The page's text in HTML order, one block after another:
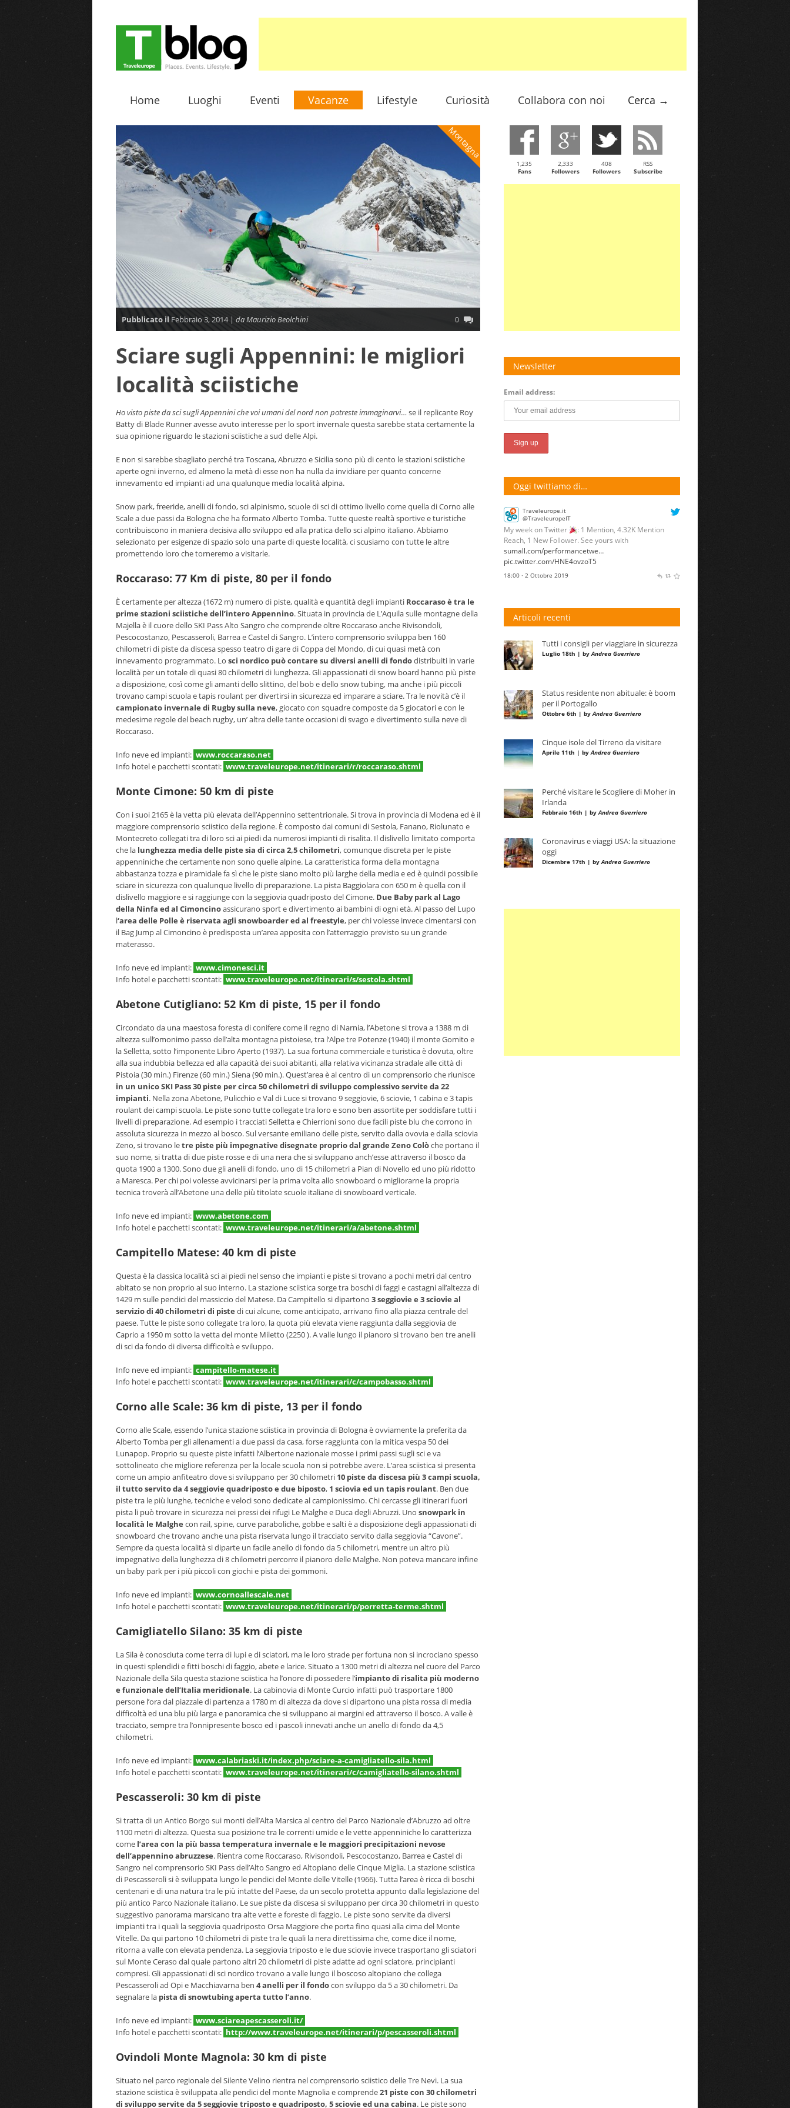
Home Luoghi Eventi Vacanze Lifestyle Curiosità Collabora con noi Cerca →
Montagna
Pubblicato il Febbraio 3, 2014 | da Maurizio Beolchini 0
Sciare sugli Appennini: le migliori
località sciistiche
Ho visto piste da sci sugli Appennini che voi umani del nord non potreste immaginarvi… se il replicante Roy
Batty di Blade Runner avesse avuto interesse per lo sport invernale questa sarebbe stata certamente la
sua opinione riguardo le stazioni sciistiche a sud delle Alpi.
E non si sarebbe sbagliato perché tra Toscana, Abruzzo e Sicilia sono più di cento le stazioni sciistiche
aperte ogni inverno, ed almeno la metà di esse non ha nulla da invidiare per quanto concerne
innevamento ed impianti ad una qualunque media località alpina.
Snow park, freeride, anelli di fondo, sci alpinismo, scuole di sci di ottimo livello come quella di Corno alle
Scale a due passi da Bologna che ha formato Alberto Tomba. Tutte queste realtà sportive e turistiche
contribuiscono in maniera decisiva allo sviluppo ed alla pratica dello sci alpino italiano. Abbiamo
selezionato per esigenze di spazio solo una parte di queste località, ci scusiamo con tutte le altre
promettendo loro che torneremo a visitarle.
Roccaraso: 77 Km di piste, 80 per il fondo
È certamente per altezza (1672 m) numero di piste, qualità e quantità degli impianti Roccaraso è tra le
prime stazioni sciistiche dell’intero Appennino. Situata in provincia de L’Aquila sulle montagne della
Majella è il cuore dello SKI Pass Alto Sangro che comprende oltre Roccaraso anche Rivisondoli,
Pescocostanzo, Pescasseroli, Barrea e Castel di Sangro. L’intero comprensorio sviluppa ben 160
chilometri di piste da discesa spesso teatro di gare di Coppa del Mondo, di cui quasi metà con
innevamento programmato. Lo sci nordico può contare su diversi anelli di fondodistribuiti in varie
località per un totale di quasi 80 chilometri di lunghezza. Gli appassionati di snow board hanno più piste
a disposizione, così come gli amanti dello slittino, del bob e dello snow tubing, ma anche i più piccoli
trovano campi scuola e tapis roulant per divertirsi in sicurezza ed imparare a sciare. Tra le novità c’è il
campionato invernale di Rugby sulla neve, giocato con squadre composte da 5 giocatori e con le
medesime regole del beach rugby, un’ altra delle tante occasioni di svago e divertimento sulla neve di
Roccaraso.
Info neve ed impianti: www.roccaraso.net
Info hotel e pacchetti scontati: www.traveleurope.net/itinerari/r/roccaraso.shtml
Monte Cimone: 50 km di piste
Con i suoi 2165 è la vetta più elevata dell’Appennino settentrionale. Si trova in provincia di Modena ed è il
maggiore comprensorio sciistico della regione. È composto dai comuni di Sestola, Fanano, Riolunato e
Montecreto collegati tra di loro sci ai piedi da numerosi impianti di risalita. Il dislivello limitato comporta
che la lunghezza media delle piste sia di circa 2,5 chilometri, comunque discreta per le piste
appenniniche che certamente non sono quelle alpine. La caratteristica forma della montagna
abbastanza tozza e piramidale fa sì che le piste siano molto più larghe della media e ed è quindi possibile
sciare in sicurezza con qualunque livello di preparazione. La pista Baggiolara con 650 m è quella con il
dislivello maggiore e si raggiunge con la seggiovia quadriposto del Cimone. Due Baby park al Lago
della Ninfa ed al Cimoncinoassicurano sport e divertimento ai bambini di ogni età. Al passo del Lupo
l‘area delle Polle è riservata agli snowboarder ed al freestyle, per chi volesse invece cimentarsi con
il Bag Jump al Cimoncino è predisposta un’area apposita con l’atterraggio previsto su un grande
materasso.
Info neve ed impianti: www.cimonesci.it
Info hotel e pacchetti scontati: www.traveleurope.net/itinerari/s/sestola.shtml
Abetone Cutigliano: 52 Km di piste, 15 per il fondo
Circondato da una maestosa foresta di conifere come il regno di Narnia, l’Abetone si trova a 1388 m di
altezza sull’omonimo passo dell’alta montagna pistoiese, tra l’Alpe tre Potenze (1940) il monte Gomito e
la Selletta, sotto l’imponente Libro Aperto (1937). La sua fortuna commerciale e turistica è dovuta, oltre
alla sua indubbia bellezza ed alla capacità dei suoi abitanti, alla relativa vicinanza stradale alle città di
Pistoia (30 min.) Firenze (60 min.) Siena (90 min.). Quest’area è al centro di un comprensorio che riunisce
in un unico SKI Pass 30 piste per circa 50 chilometri di sviluppo complessivo servite da 22
impianti. Nella zona Abetone, Pulicchio e Val di Luce si trovano 9 seggiovie, 6 sciovie, 1 cabina e 3 tapis
roulant dei campi scuola. Le piste sono tutte collegate tra loro e sono ben assortite per soddisfare tutti i
livelli di preparazione. Ad esempio i tracciati Selletta e Chierrioni sono due facili piste blu che corrono in
assoluta sicurezza in mezzo al bosco. Sul versante emiliano delle piste, servito dalla ovovia e dalla sciovia
Zeno, si trovano letre piste più impegnative disegnate proprio dal grande Zeno Colòche portano il
suo nome, si tratta di due piste rosse e di una nera che si sviluppano anch’esse attraverso il bosco da
quota 1900 a 1300. Sono due gli anelli di fondo, uno di 15 chilometri a Pian di Novello ed uno più ridotto
a Maresca. Per chi poi volesse avvicinarsi per la prima volta allo snowboard o migliorarne la propria
tecnica troverà all’Abetone una delle più titolate scuole italiane di snowboard verticale.
Info neve ed impianti: www.abetone.com
Info hotel e pacchetti scontati: www.traveleurope.net/itinerari/a/abetone.shtml
Campitello Matese: 40 km di piste
Questa è la classica località sci ai piedi nel senso che impianti e piste si trovano a pochi metri dal centro
abitato se non proprio al suo interno. La stazione sciistica sorge tra boschi di faggi e castagni all’altezza di
1429 m sulle pendici del massiccio del Matese. Da Campitello si dipartono 3 seggiovie e 3 sciovie al
servizio di 40 chilometri di piste di cui alcune, come anticipato, arrivano fino alla piazza centrale del
paese. Tutte le piste sono collegate tra loro, la quota più elevata viene raggiunta dalla seggiovia de
Caprio a 1950 m sotto la vetta del monte Miletto (2250 ). A valle lungo il pianoro si trovano ben tre anelli
di sci da fondo di diversa difficoltà e sviluppo.
Info neve ed impianti: campitello-matese.it
Info hotel e pacchetti scontati: www.traveleurope.net/itinerari/c/campobasso.shtml
Corno alle Scale: 36 km di piste, 13 per il fondo
Corno alle Scale, essendo l’unica stazione sciistica in provincia di Bologna è ovviamente la preferita da
Alberto Tomba per gli allenamenti a due passi da casa, forse raggiunta con la mitica vespa 50 dei
Lunapop. Proprio su queste piste infatti l’Albertone nazionale mosse i primi passi sugli sci e va
sottolineato che migliore referenza per la locale scuola non si potrebbe avere. L’area sciistica si presenta
come un ampio anfiteatro dove si sviluppano per 30 chilometri 10 piste da discesa più 3 campi scuola,
il tutto servito da 4 seggiovie quadriposto e due biposto, 1 sciovia ed un tapis roulant. Ben due
piste tra le più lunghe, tecniche e veloci sono dedicate al campionissimo. Chi cercasse gli itinerari fuori
pista li può trovare in sicurezza nei pressi dei rifugi Le Malghe e Duca degli Abruzzi. Uno snowpark in
località le Malghe con rail, spine, curve paraboliche, gobbe e salti è a disposizione degli appassionati di
snowboard che trovano anche una pista riservata lungo il tracciato servito dalla seggiovia “Cavone”.
Sempre da questa località si diparte un facile anello di fondo da 5 chilometri, mentre un altro più
impegnativo della lunghezza di 8 chilometri percorre il pianoro delle Malghe. Non poteva mancare infine
un baby park per i più piccoli con giochi e pista dei gommoni.
Info neve ed impianti: www.cornoallescale.net
Info hotel e pacchetti scontati: www.traveleurope.net/itinerari/p/porretta-terme.shtml
Camigliatello Silano: 35 km di piste
La Sila è conosciuta come terra di lupi e di sciatori, ma le loro strade per fortuna non si incrociano spesso
in questi splendidi e fitti boschi di faggio, abete e larice. Situato a 1300 metri di altezza nel cuore del Parco
Nazionale della Sila questa stazione sciistica ha l’onore di possedere l’impianto di risalita più moderno
e funzionale dell’Italia meridionale. La cabinovia di Monte Curcio infatti può trasportare 1800
persone l’ora dal piazzale di partenza a 1780 m di altezza da dove si dipartono una pista rossa di media
difficoltà ed una blu più larga e panoramica che si sviluppano ai margini ed attraverso il bosco. A valle è
tracciato, sempre tra l’onnipresente bosco ed i pascoli innevati anche un anello di fondo da 4,5
chilometri.
Info neve ed impianti: www.calabriaski.it/index.php/sciare-a-camigliatello-sila.html
Info hotel e pacchetti scontati: www.traveleurope.net/itinerari/c/camigliatello-silano.shtml
Pescasseroli: 30 km di piste
Si tratta di un Antico Borgo sui monti dell’Alta Marsica al centro del Parco Nazionale d’Abruzzo ad oltre
1100 metri di altezza. Questa sua posizione tra le correnti umide e le vette appenniniche lo caratterizza
come l’area con la più bassa temperatura invernale e le maggiori precipitazioni nevose
dell’appennino abruzzese. Rientra come Roccaraso, Rivisondoli, Pescocostanzo, Barrea e Castel di
Sangro nel comprensorio SKI Pass dell’Alto Sangro ed Altopiano delle Cinque Miglia. La stazione sciistica
di Pescasseroli si è sviluppata lungo le pendici del Monte delle Vitelle (1966). Tutta l’area è ricca di boschi
centenari e di una natura tra le più intatte del Paese, da un secolo protetta appunto dalla legislazione del
più antico Parco Nazionale italiano. Le sue piste da discesa si sviluppano per circa 30 chilometri in questo
suggestivo panorama marsicano tra alte vette e foreste di faggio. Le piste sono servite da diversi
impianti tra i quali la seggiovia quadriposto Orsa Maggiore che porta fino quasi alla cima del Monte
Vitelle. Da qui partono 10 chilometri di piste tra le quali la nera direttissima che, come dice il nome,
ritorna a valle con elevata pendenza. La seggiovia triposto e le due sciovie invece trasportano gli sciatori
sul Monte Ceraso dal quale partono altri 20 chilometri di piste adatte ad ogni sciatore, principianti
compresi. Gli appassionati di sci nordico trovano a valle lungo il boscoso altopiano che collega
Pescasseroli ad Opi e Macchiavarna ben 4 anelli per il fondocon sviluppo da 5 a 30 chilometri. Da
segnalare la pista di snowtubing aperta tutto l’anno.
Info neve ed impianti: www.sciareapescasseroli.it/
Info hotel e pacchetti scontati: http://www.traveleurope.net/itinerari/p/pescasseroli.shtml
Ovindoli Monte Magnola: 30 km di piste
Situato nel parco regionale del Silente Velino rientra nel comprensorio sciistico delle Tre Nevi. La sua
stazione sciistica è sviluppata alle pendici del monte Magnolia e comprende21 piste con 30 chilometri
di sviluppo servite da 5 seggiovie triposto e quadriposto, 5 sciovie ed una cabina. Le piste sono
1,235
Fans
2,333
Followers
408
Followers
RSS
Subscribe
Newsletter
Email address:
Oggi twittiamo di…
Traveleurope.it
@TraveleuropeIT
My week on Twitter
: 1 Mention, 4.32K Mention
Reach, 1 New Follower. See yours with
sumall.com/performancetwe…
pic.twitter.com/HNE4ovzoT5
18:00 · 2 Ottobre 2019
Articoli recenti
Tutti i consigli per viaggiare in sicurezza
Luglio 18th | byAndrea Guerriero
Status residente non abituale: è boom
per il Portogallo
Ottobre 6th | byAndrea Guerriero
Cinque isole del Tirreno da visitare
Aprile 11th | byAndrea Guerriero
Perché visitare le Scogliere di Moher in
Irlanda
Febbraio 16th | byAndrea Guerriero
Coronavirus e viaggi USA: la situazione
oggi
Dicembre 17th | byAndrea Guerriero